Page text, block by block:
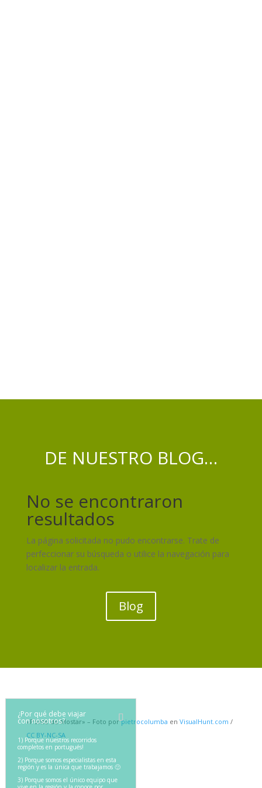
¿Por qué debe viajar
con nosotros?
1) Porque nuestros recorridos
completos en portugués!
2) Porque somos especialistas en esta
región y es la única que trabajamos 🙂
3) Porque somos el único equipo que
DE NUESTRO BLOG…
No se encontraron
resultados
La página solicitada no pudo encontrarse. Trate de
perfeccionar su búsqueda o utilice la navegación para
localizar la entrada.
Blog
«Ponte de Mostar» – Foto porpietrocolumba en VisualHunt.com /
CC BY-NC-SA